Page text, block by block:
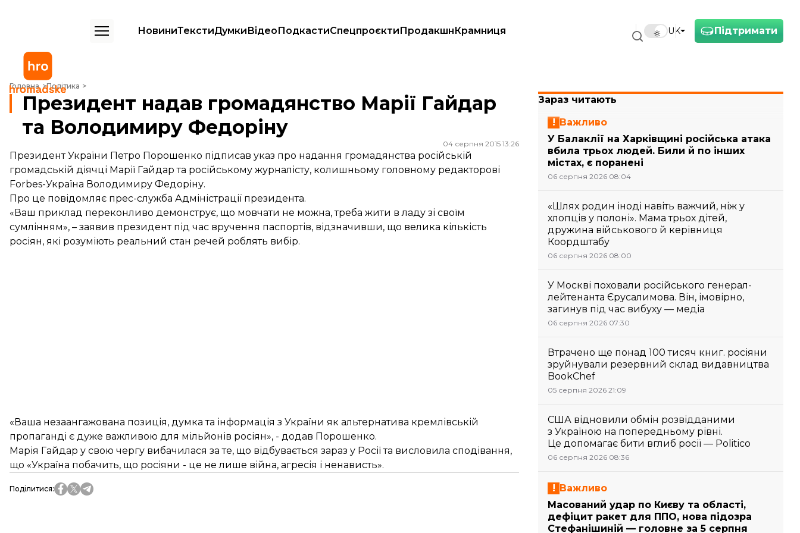
Підтримати
UK
НовиниТекстиДумкиВідеоПодкастиСпецпроєктиПродакшнКрамниця
Головна Політика
Президент надав громадянство Марії Гайдар та Володимиру Федоріну
Президент надав громадянство Марії Гайдар
та Володимиру Федоріну
04 серпня 2015 13:26
Президент України Петро Порошенко підписав указ про надання громадянства російській
громадській діячці Марії Гайдар та російському журналісту, колишньому головному редакторові
Forbes-Україна Володимиру Федоріну.
Про це повідомляє прес-служба Адміністрації президента.
«Ваш приклад переконливо демонструє, що мовчати не можна, треба жити в ладу зі своїм
сумлінням», – заявив президент під час вручення паспортів, відзначивши, що велика кількість
росіян, які розуміють реальний стан речей роблять вибір.
«Ваша незаангажована позиція, думка та інформація з України як альтернатива кремлівській
пропаганді є дуже важливою для мільйонів росіян», - додав Порошенко.
Марія Гайдар у свою чергу вибачилася за те, що відбувається зараз у Росії та висловила сподівання,
що «Україна побачить, що росіяни - це не лише війна, агресія і ненависть».
Поділитися:
Зараз читають
Важливо
У Балаклії на Харківщині російська атака
вбила трьох людей. Били й по інших
містах, є поранені
06 серпня 2026 08:04
«Шлях родин іноді навіть важчий, ніж у
хлопців у полоні». Мама трьох дітей,
дружина військового й керівниця
Коордштабу
06 серпня 2026 08:00
У Москві поховали російського генерал-
лейтенанта Єрусалимова. Він, імовірно,
загинув під час вибуху — медіа
06 серпня 2026 07:30
Втрачено ще понад 100 тисяч книг. росіяни
зруйнували резервний склад видавництва
BookChef
05 серпня 2026 21:09
США відновили обмін розвідданими
з Україною на попередньому рівні.
Це допомагає бити вглиб росії — Politico
06 серпня 2026 08:36
Важливо
Масований удар по Києву та області,
дефіцит ракет для ППО, нова підозра
Стефанішиній — головне за 5 серпня